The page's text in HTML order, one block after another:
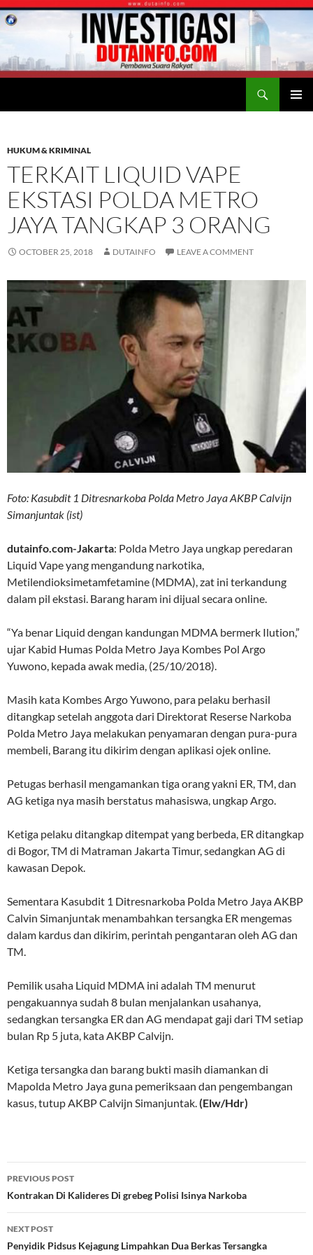
HUKUM & KRIMINAL
TERKAIT LIQUID VAPE
EKSTASI POLDA METRO
JAYA TANGKAP 3 ORANG
OCTOBER 25, 2018 DUTAINFO LEAVE A COMMENT
Foto: Kasubdit 1 Ditresnarkoba Polda Metro Jaya AKBP Calvijn
Simanjuntak (ist)
dutainfo.com-Jakarta: Polda Metro Jaya ungkap peredaran
Liquid Vape yang mengandung narkotika,
Metilendioksimetamfetamine (MDMA), zat ini terkandung
dalam pil ekstasi. Barang haram ini dijual secara online.
“Ya benar Liquid dengan kandungan MDMA bermerk Ilution,”
ujar Kabid Humas Polda Metro Jaya Kombes Pol Argo
Yuwono, kepada awak media, (25/10/2018).
Masih kata Kombes Argo Yuwono, para pelaku berhasil
ditangkap setelah anggota dari Direktorat Reserse Narkoba
Polda Metro Jaya melakukan penyamaran dengan pura-pura
membeli, Barang itu dikirim dengan aplikasi ojek online.
Petugas berhasil mengamankan tiga orang yakni ER, TM, dan
AG ketiga nya masih berstatus mahasiswa, ungkap Argo.
Ketiga pelaku ditangkap ditempat yang berbeda, ER ditangkap
di Bogor, TM di Matraman Jakarta Timur, sedangkan AG di
kawasan Depok.
Sementara Kasubdit 1 Ditresnarkoba Polda Metro Jaya AKBP
Calvin Simanjuntak menambahkan tersangka ER mengemas
dalam kardus dan dikirim, perintah pengantaran oleh AG dan
TM.
Pemilik usaha Liquid MDMA ini adalah TM menurut
pengakuannya sudah 8 bulan menjalankan usahanya,
sedangkan tersangka ER dan AG mendapat gaji dari TM setiap
bulan Rp 5 juta, kata AKBP Calvijn.
Ketiga tersangka dan barang bukti masih diamankan di
Mapolda Metro Jaya guna pemeriksaan dan pengembangan
kasus, tutup AKBP Calvijn Simanjuntak. (Elw/Hdr)
Post
navigation
PREVIOUS POST
Kontrakan Di Kalideres Di grebeg Polisi Isinya Narkoba
NEXT POST
Penyidik Pidsus Kejagung Limpahkan Dua Berkas Tersangka